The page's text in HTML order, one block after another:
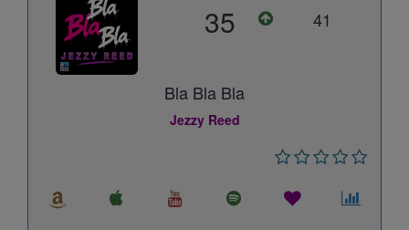
35 41
Bla Bla Bla
Jezzy Reed